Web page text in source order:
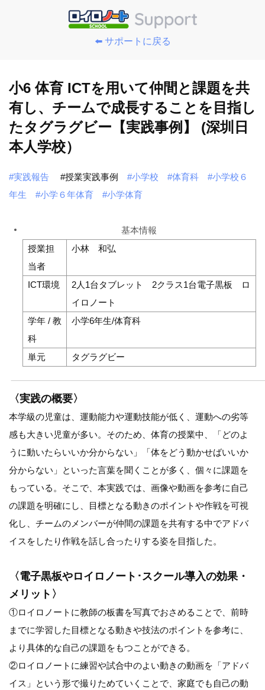
⬅️ サポートに戻る
小6 体育 ICTを用いて仲間と課題を共
有し、チームで成長することを目指し
たタグラグビー【実践事例】 (深圳日
本人学校）
#実践報告 #授業実践事例 #小学校 #体育科
#小学校６
年生
#小学６年体育 #小学体育
基本情報
授業担
当者
小林 和弘
ICT環境
2人1台タブレット 2クラス1台電子黒板 ロ
イロノート
学年 / 教
科
小学6年生/体育科
単元 タグラグビー
〈実践の概要〉
本学級の児童は、運動能力や運動技能が低く、運動への劣等
感も大きい児童が多い。そのため、体育の授業中、「どのよ
うに動いたらいいか分からない」「体をどう動かせばいいか
分からない」といった言葉を聞くことが多く、個々に課題を
もっている。そこで、本実践では、画像や動画を参考に自己
の課題を明確にし、目標となる動きのポイントや作戦を可視
化し、チームのメンバーが仲間の課題を共有する中でアドバ
イスをしたり作戦を話し合ったりする姿を目指した。
〈電子黒板やロイロノート･スクール導入の効果・
メリット〉
①ロイロノートに教師の板書を写真でおさめることで、前時
までに学習した目標となる動きや技法のポイントを参考に、
より具体的な自己の課題をもつことができる。
②ロイロノートに練習や試合中のよい動きの動画を「アドバ
イス」という形で撮りためていくことで、家庭でも自己の動